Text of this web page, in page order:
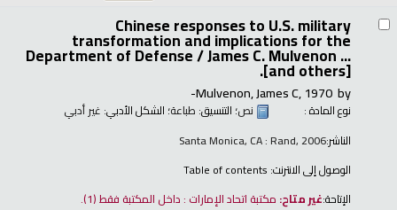
Chinese responses to U.S. military
transformation and implications for the
Department of Defense /James C. Mulvenon ...
[and others].
by
Mulvenon, James C, 1970-
نوع المادة : نص؛ التنسيق: طباعة؛ الشكل الأدبي: غير أدبي
الناشر:Santa Monica, CA : Rand, 2006
الوصول إلى الانترنت: Table of contents
الإتاحة:غير متاح: مكتبة اتحاد الإمارات : داخل المكتبة فقط(1).